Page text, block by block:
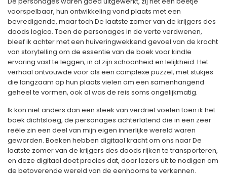
voorspelbaar, hun ontwikkeling vond plaats met een
bevredigende, maar toch De laatste zomer van de krijgers des
doods logica. Toen de personages in de verte verdwenen,
bleef ik achter met een huiveringwekkend gevoel van de kracht
van storytelling om de essentie van de boek voor kindle
ervaring vast te leggen, in al zijn schoonheid en lelijkheid. Het
verhaal ontvouwde voor als een complexe puzzel, met stukjes
die langzaam op hun plaats vielen om een samenhangend
geheel te vormen, ook al was de reis soms ongelijkmatig.
Ik kon niet anders dan een steek van verdriet voelen toen ik het
boek dichtsloeg, de personages achterlatend die in een zeer
reële zin een deel van mijn eigen innerlijke wereld waren
geworden. Boeken hebben digitaal kracht om ons naar De
laatste zomer van de krijgers des doods rijken te transporteren,
en deze digitaal doet precies dat, door lezers uit te nodigen om
de betoverende wereld van de eenhoorns te verkennen.